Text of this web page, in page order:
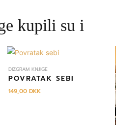
kupili su i
DIZGRAM KNJIGE
POVRATAK SEBI
149,00 DKK